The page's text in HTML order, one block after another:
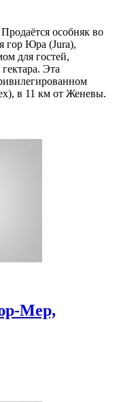
особняк во
гор Юра (Jura),
для гостей,
Эта
в 11 км от Женевы.
Мер,